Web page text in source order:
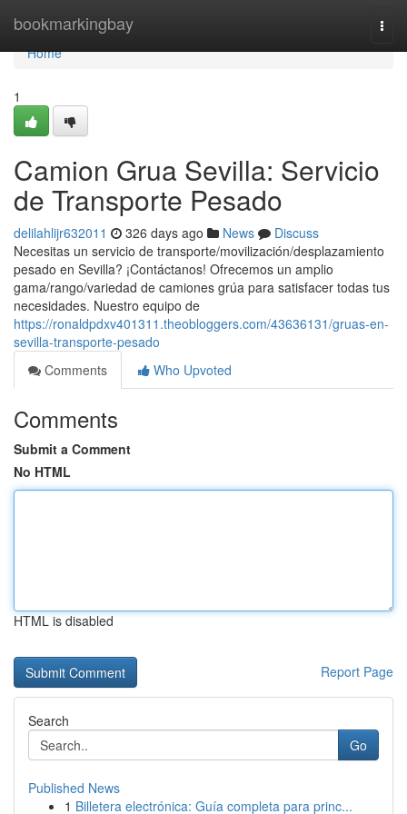
bookmarkingbay
Home
Home
1
Camion Grua Sevilla: Servicio
de Transporte Pesado
delilahlijr632011 326 days ago News
Discuss
Necesitas un servicio de transporte/movilización/desplazamiento
pesado en Sevilla? ¡Contáctanos! Ofrecemos un amplio
gama/rango/variedad de camiones grúa para satisfacer todas tus
necesidades. Nuestro equipo de
https://ronaldpdxv401311.theobloggers.com/43636131/gruas-en-
sevilla-transporte-pesado
Comments
Who Upvoted
Comments
Submit a Comment
No HTML
HTML is disabled
Report Page
Search
Go
Published News
1 Billetera electrónica: Guía completa para princ...